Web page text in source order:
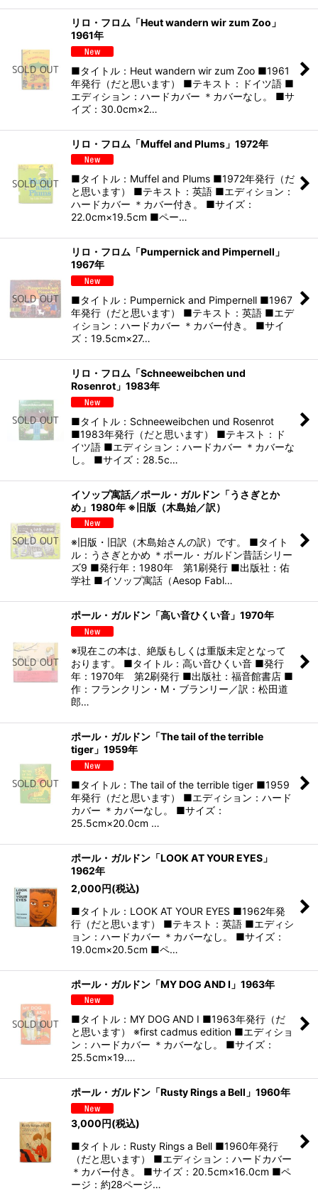
リロ・フロム「Heut wandern wir zum Zoo」
1961年
■タイトル：Heut wandern wir zum Zoo ■1961
年発行（だと思います） ■テキスト：ドイツ語 ■
エディション：ハードカバー ＊カバーなし。 ■サ
イズ：30.0cm×2…
リロ・フロム「Muffel and Plums」1972年
■タイトル：Muffel and Plums ■1972年発行（だ
と思います） ■テキスト：英語 ■エディション：
ハードカバー ＊カバー付き。 ■サイズ：
22.0cm×19.5cm ■ペー…
リロ・フロム「Pumpernick and Pimpernell」
1967年
■タイトル：Pumpernick and Pimpernell ■1967
年発行（だと思います） ■テキスト：英語 ■エデ
ィション：ハードカバー ＊カバー付き。 ■サイ
ズ：19.5cm×27…
リロ・フロム「Schneeweibchen und
Rosenrot」1983年
■タイトル：Schneeweibchen und Rosenrot
■1983年発行（だと思います） ■テキスト：ド
イツ語 ■エディション：ハードカバー ＊カバーな
し。 ■サイズ：28.5c…
イソップ寓話／ポール・ガルドン「うさぎとか
め」1980年 ※旧版（木島始／訳）
※旧版・旧訳（木島始さんの訳）です。 ■タイト
ル：うさぎとかめ ＊ポール・ガルドン昔話シリー
ズ9 ■発行年：1980年 第1刷発行 ■出版社：佑
学社 ■イソップ寓話（Aesop Fabl…
ポール・ガルドン「高い音ひくい音」1970年
※現在この本は、絶版もしくは重版未定となって
おります。 ■タイトル：高い音ひくい音 ■発行
年：1970年 第2刷発行 ■出版社：福音館書店 ■
作：フランクリン・M・ブランリー／訳：松田道
郎…
ポール・ガルドン「The tail of the terrible
tiger」1959年
■タイトル：The tail of the terrible tiger ■1959
年発行（だと思います） ■エディション：ハード
カバー ＊カバーなし。 ■サイズ：
25.5cm×20.0cm …
ポール・ガルドン「LOOK AT YOUR EYES」
1962年
2,000円(税込)
■タイトル：LOOK AT YOUR EYES ■1962年発
行（だと思います） ■テキスト：英語 ■エディシ
ョン：ハードカバー ＊カバーなし。 ■サイズ：
19.0cm×20.5cm ■ペ…
ポール・ガルドン「MY DOG AND I」1963年
■タイトル：MY DOG AND I ■1963年発行（だ
と思います） ※first cadmus edition ■エディショ
ン：ハードカバー ＊カバーなし。 ■サイズ：
25.5cm×19.…
ポール・ガルドン「Rusty Rings a Bell」1960年
3,000円(税込)
■タイトル：Rusty Rings a Bell ■1960年発行
（だと思います） ■エディション：ハードカバー
＊カバー付き。 ■サイズ：20.5cm×16.0cm ■ペ
ージ：約28ページ…